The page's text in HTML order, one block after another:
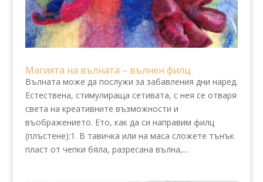
Магията на вълната – вълнен филц
Вълната може да послужи за забавления дни наред.
Естествена, стимулираща сетивата, с нея се отваря
света на креативните възможности и
въображението. Ето, как да си направим филц
(плъстене):1. В тавичка или на маса сложете тънък
пласт от чепки бяла, разресана вълна,...